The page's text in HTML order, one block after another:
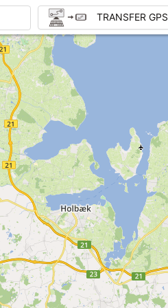
TRANSFER GPS